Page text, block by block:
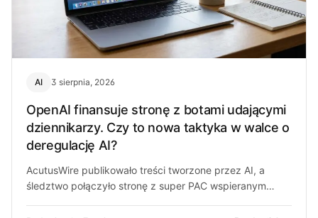
AI 3 sierpnia, 2026
OpenAI finansuje stronę z botami udającymi
dziennikarzy. Czy to nowa taktyka w walce o
deregulację AI?
AcutusWire publikowało treści tworzone przez AI, a
śledztwo połączyło stronę z super PAC wspieranym